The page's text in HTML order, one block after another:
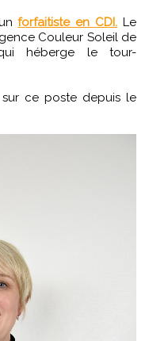
unforfaitiste en CDI. Le
Couleur Soleil de
qui héberge le tour-
sur ce poste depuis le